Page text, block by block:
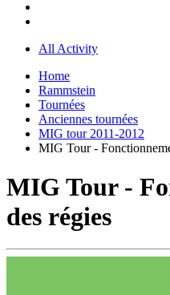
All Activity
Home
Rammstein
Tournées
Anciennes tournées
MIG tour 2011-2012
MIG Tour -
MIG Tour -
des régies